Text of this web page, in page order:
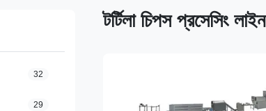
32
29
টর্টিলা চিপস প্রসেসিং লাইন